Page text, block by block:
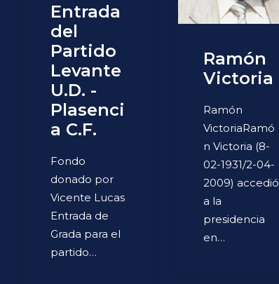
Entrada
del
Partido
Levante
U.D. -
Plasenci
a C.F.
Fondo
donado por
Vicente Lucas
Entrada de
Grada para el
partido…
Ramón
Victoria
Ramón
VictoriaRamó
n Victoria (8-
02-1931/2-04-
2009) accedió
a la
presidencia
en…